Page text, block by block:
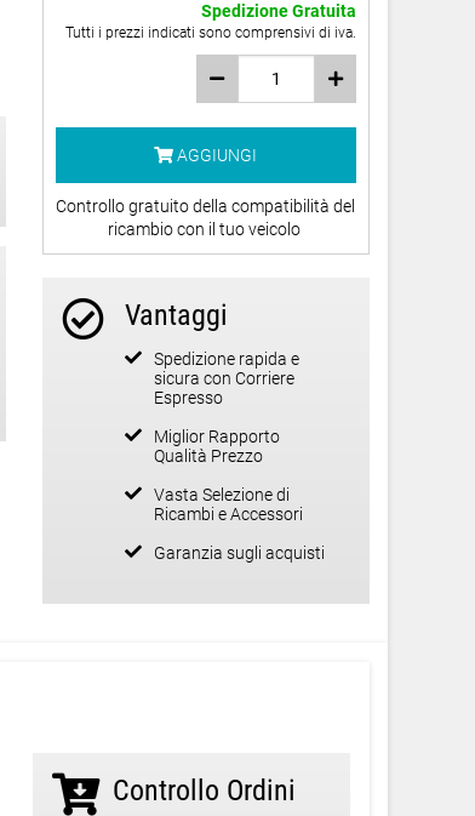
Spedizione Gratuita
Tutti i prezzi indicati sono comprensivi di iva.
AGGIUNGI
Controllo gratuito della compatibilità del
ricambio con il tuo veicolo
Vantaggi
Spedizione rapida e
sicura con Corriere
Espresso
Miglior Rapporto
Qualità Prezzo
Vasta Selezione di
Ricambi e Accessori
Garanzia sugli acquisti
Controllo Ordini